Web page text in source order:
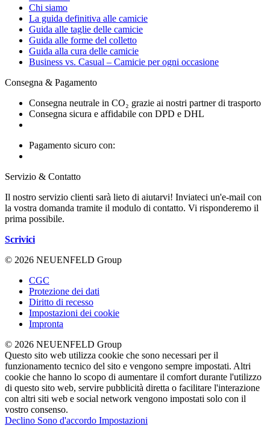
Chi siamo
La guida definitiva alle camicie
Guida alle taglie delle camicie
Guida alle forme del colletto
Guida alla cura delle camicie
Business vs. Casual – Camicie per ogni occasione
Consegna & Pagamento
Consegna neutrale in CO₂ grazie ai nostri partner di trasporto
Consegna sicura e affidabile con DPD e DHL
Pagamento sicuro con:
Servizio & Contatto
Il nostro servizio clienti sarà lieto di aiutarvi! Inviateci un'e-mail con
la vostra domanda tramite il modulo di contatto. Vi risponderemo il
prima possibile.
Scrivici
© 2026 NEUENFELD Group
CGC
Protezione dei dati
Diritto di recesso
Impostazioni dei cookie
Impronta
© 2026 NEUENFELD Group
Questo sito web utilizza cookie che sono necessari per il
funzionamento tecnico del sito e vengono sempre impostati. Altri
cookie che hanno lo scopo di aumentare il comfort durante l'utilizzo
di questo sito web, servire pubblicità diretta o facilitare l'interazione
con altri siti web e social network vengono impostati solo con il
vostro consenso.
Declino Sono d'accordo Impostazioni